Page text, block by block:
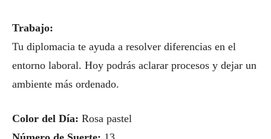
Trabajo:
Tu diplomacia te ayuda a resolver diferencias en el
entorno laboral. Hoy podrás aclarar procesos y dejar un
ambiente más ordenado.
Color del Día: Rosa pastel